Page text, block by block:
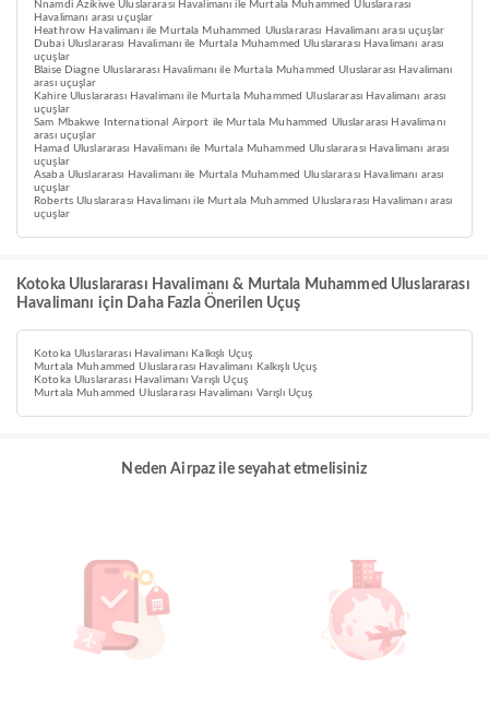
Nnamdi Azikiwe Uluslararası Havalimanı ile Murtala Muhammed Uluslararası
Havalimanı arası uçuşlar
Heathrow Havalimanı ile Murtala Muhammed Uluslararası Havalimanı arası uçuşlar
Dubai Uluslararası Havalimanı ile Murtala Muhammed Uluslararası Havalimanı arası
uçuşlar
Blaise Diagne Uluslararası Havalimanı ile Murtala Muhammed Uluslararası Havalimanı
arası uçuşlar
Kahire Uluslararası Havalimanı ile Murtala Muhammed Uluslararası Havalimanı arası
uçuşlar
Sam Mbakwe International Airport ile Murtala Muhammed Uluslararası Havalimanı
arası uçuşlar
Hamad Uluslararası Havalimanı ile Murtala Muhammed Uluslararası Havalimanı arası
uçuşlar
Asaba Uluslararası Havalimanı ile Murtala Muhammed Uluslararası Havalimanı arası
uçuşlar
Roberts Uluslararası Havalimanı ile Murtala Muhammed Uluslararası Havalimanı arası
uçuşlar
Kotoka Uluslararası Havalimanı & Murtala Muhammed Uluslararası
Havalimanı için Daha Fazla Önerilen Uçuş
Kotoka Uluslararası Havalimanı Kalkışlı Uçuş
Murtala Muhammed Uluslararası Havalimanı Kalkışlı Uçuş
Kotoka Uluslararası Havalimanı Varışlı Uçuş
Murtala Muhammed Uluslararası Havalimanı Varışlı Uçuş
Neden Airpaz ile seyahat etmelisiniz